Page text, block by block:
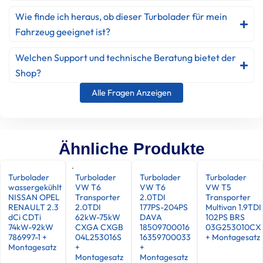
Wie finde ich heraus, ob dieser Turbolader für mein
Fahrzeug geeignet ist?
Welchen Support und technische Beratung bietet der
Shop?
Alle Fragen Anzeigen
Ähnliche Produkte
Turbolader
wassergekühlt
NISSAN OPEL
RENAULT 2.3
dCi CDTi
74kW-92kW
786997-1 +
Montagesatz
Turbolader
VW T6
Transporter
2.0TDI
62kW-75kW
CXGA CXGB
04L253016S
+
Montagesatz
Turbolader
VW T6
2.0TDI
177PS-204PS
DAVA
18509700016
16359700033
+
Montagesatz
Turbolader
VW T5
Transporter
Multivan 1.9TDI
102PS BRS
03G253010CX
+ Montagesatz